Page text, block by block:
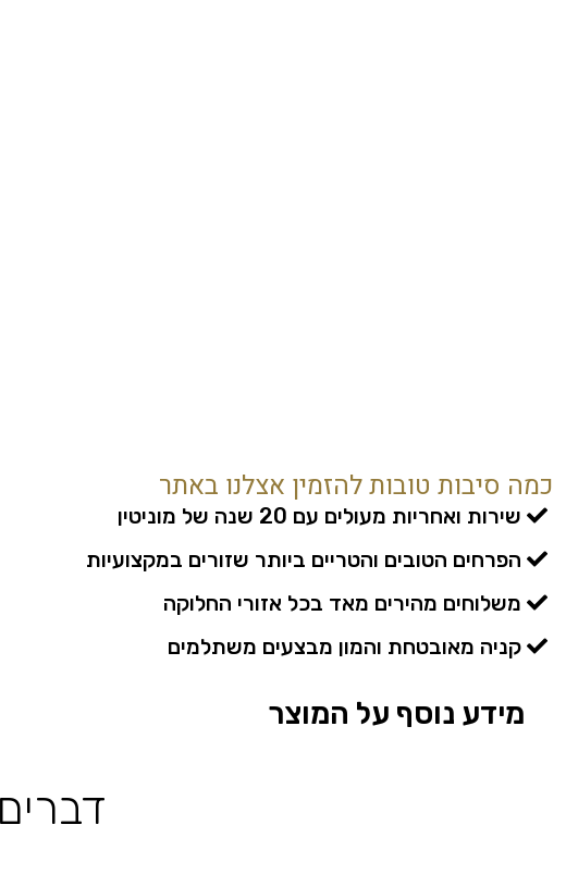
כמה סיבות טובות להזמין אצלנו באתר
שירות ואחריות מעולים עם 20 שנה של מוניטין
הפרחים הטובים והטריים ביותר שזורים במקצועיות
משלוחים מהירים מאד בכל אזורי החלוקה
קניה מאובטחת והמון מבצעים משתלמים
מידע נוסף על המוצר